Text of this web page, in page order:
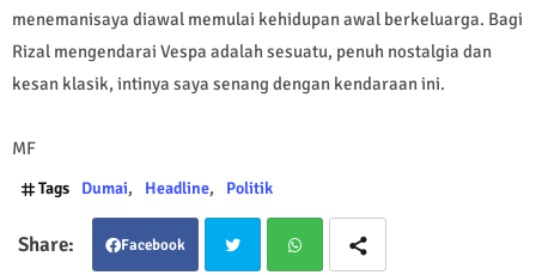
menemanisaya diawal memulai kehidupan awal berkeluarga. Bagi
Rizal mengendarai Vespa adalah sesuatu, penuh nostalgia dan
kesan klasik, intinya saya senang dengan kendaraan ini.
MF
Tags Dumai Headline Politik
Facebook